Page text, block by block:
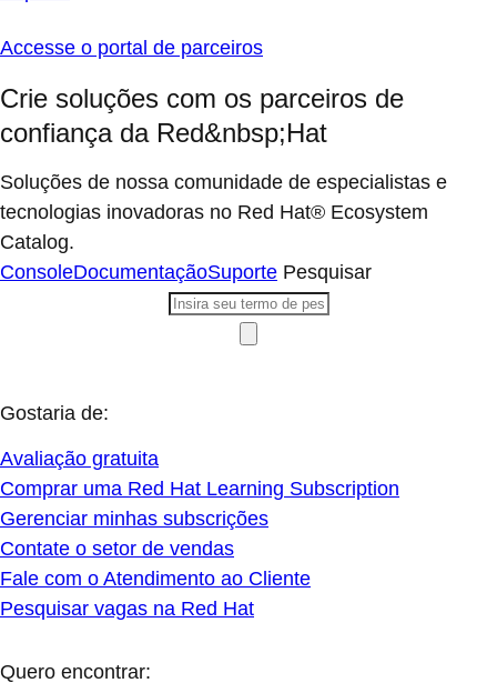
Accesse o portal de parceiros
Crie soluções com os parceiros de
confiança da Red&nbsp;Hat
Soluções de nossa comunidade de especialistas e
tecnologias inovadoras no Red Hat® Ecosystem
Catalog.
ConsoleDocumentaçãoSuporte Pesquisar
Gostaria de:
Avaliação gratuita
Comprar uma Red Hat Learning Subscription
Gerenciar minhas subscrições
Contate o setor de vendas
Fale com o Atendimento ao Cliente
Pesquisar vagas na Red Hat
Quero encontrar: